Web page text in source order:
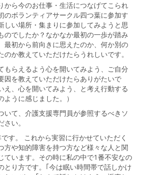
ら今のお仕事・生活につなげてこられ
のボランティアサークル四つ葉に参加す
しい場所・集まりに参加してみようと思
のでしたか？なかなか最初の一歩が踏み
最初から前向きに思えたのか、何か別の
のか教えていただけたらうれしいです。
らえるよう心を開いてみよう、ご自分
因を教えていただけたらありがたいで
え、心を開いてみよう、と考え行動する
うに感じました。）
て、介護支援専門員が参照するべきソ
い。
す。 これから実習に行かせていただく
方や知的障害を持つ方など様々な人と関
ています。その時に私の中で1番不安なの
とり方です。｢今は眠い時間帯で話しかけ